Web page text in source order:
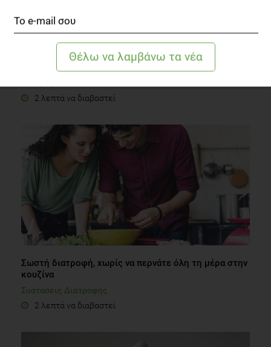
Τα νεότερα δεδομένα για τις κατεχίνες
2 λεπτά να διαβαστεί
Σωστή διατροφή, χωρίς να περνάτε όλη τη μέρα στην
κουζίνα
Συστάσεις Διατροφής
2 λεπτά να διαβαστεί